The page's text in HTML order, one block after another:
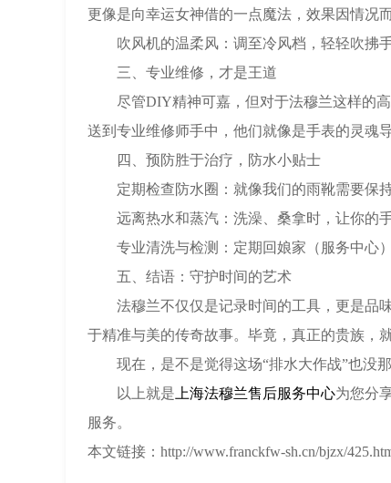
更像是向幸运女神借的一点魔法，效果因情况而
吹风机的温柔风：调至冷风档，轻轻吹拂手
三、专业维修，才是王道
尽管DIY精神可嘉，但对于法穆兰这样的高
送到专业维修师手中，他们就像是手表的灵魂
四、预防胜于治疗，防水小贴士
定期检查防水圈：就像我们的雨靴需要保持
远离热水和蒸汽：洗澡、桑拿时，让你的手
专业清洗与检测：定期回娘家（服务中心）
五、结语：守护时间的艺术
法穆兰不仅仅是记录时间的工具，更是品味
于精准与美的传奇故事。毕竟，真正的贵族，
现在，是不是觉得这场“排水大作战”也没那
以上就是 上海法穆兰售后服务中心为您分
服务。
本文链接：http://www.franckfw-sh.cn/bjzx/